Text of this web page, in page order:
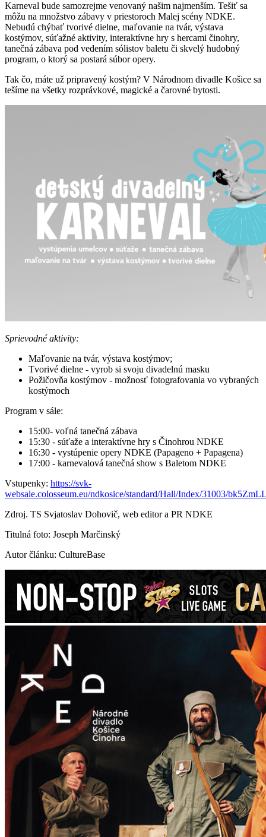
Karneval bude samozrejme venovaný našim najmenším. Tešiť sa
môžu na množstvo zábavy v priestoroch Malej scény NDKE.
Nebudú chýbať tvorivé dielne, maľovanie na tvár, výstava
kostýmov, súťažné aktivity, interaktívne hry s hercami činohry,
tanečná zábava pod vedením sólistov baletu či skvelý hudobný
program, o ktorý sa postará súbor opery.
Tak čo, máte už pripravený kostým? V Národnom divadle Košice sa
tešíme na všetky rozprávkové, magické a čarovné bytosti.
Sprievodné aktivity:
Maľovanie na tvár, výstava kostýmov;
Tvorivé dielne - vyrob si svoju divadelnú masku
Požičovňa kostýmov - možnosť fotografovania vo vybraných
kostýmoch
Program v sále:
15:00- voľná tanečná zábava
15:30 - súťaže a interaktívne hry s Činohrou NDKE
16:30 - vystúpenie opery NDKE (Papageno + Papagena)
17:00 - karnevalová tanečná show s Baletom NDKE
Vstupenky: https://svk-
websale.colosseum.eu/ndkosice/standard/Hall/Index/31003/
Zdroj. TS Svjatoslav Dohovič, web editor a PR NDKE
Titulná foto: Joseph Marčinský
Autor článku: CultureBase